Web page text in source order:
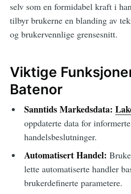
selv som en formidabel kraft i
tilbyr brukerne en blanding av
og brukervennlige grensesnitt.
Viktige
Batenor
Sanntids Markedsdata:
oppdaterte data for informerte
handelsbeslutninger.
Automatisert Handel:
lette automatiserte handler
brukerdefinerte parametere.